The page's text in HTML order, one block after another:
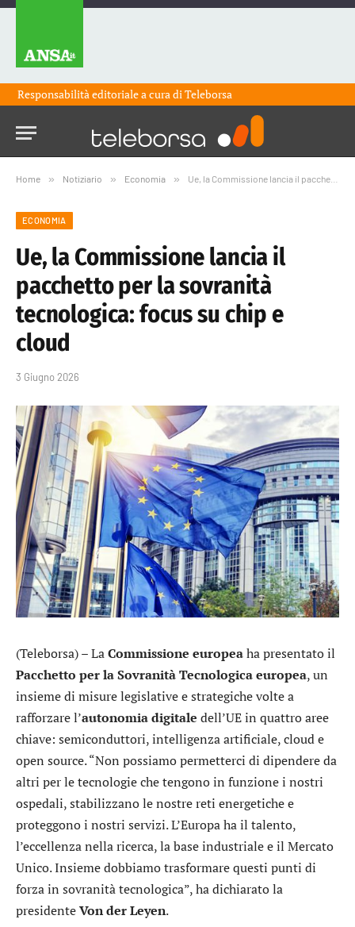
Responsabilità editoriale a cura diTeleborsa
Home » Notiziario » Economia » Ue, la Commissione lancia il pacchetto per la sovranità tecnologica: focus su chip e cloud
ECONOMIA
Ue, la Commissione lancia il
pacchetto per la sovranità
tecnologica: focus su chip e
cloud
3 Giugno 2026
(Teleborsa) – LaCommissione europeaha presentato il
Pacchetto per la Sovranità Tecnologica europea, un
insieme di misure legislative e strategiche volte a
rafforzare l’autonomia digitale dell’UE in quattro aree
chiave: semiconduttori, intelligenza artificiale, cloud e
open source. “Non possiamo permetterci di dipendere da
altri per le tecnologie che tengono in funzione i nostri
ospedali, stabilizzano le nostre reti energetiche e
proteggono i nostri servizi. L’Europa ha il talento,
l’eccellenza nella ricerca, la base industriale e il Mercato
Unico. Insieme dobbiamo trasformare questi punti di
forza in sovranità tecnologica”, ha dichiarato la
presidenteVon der Leyen.